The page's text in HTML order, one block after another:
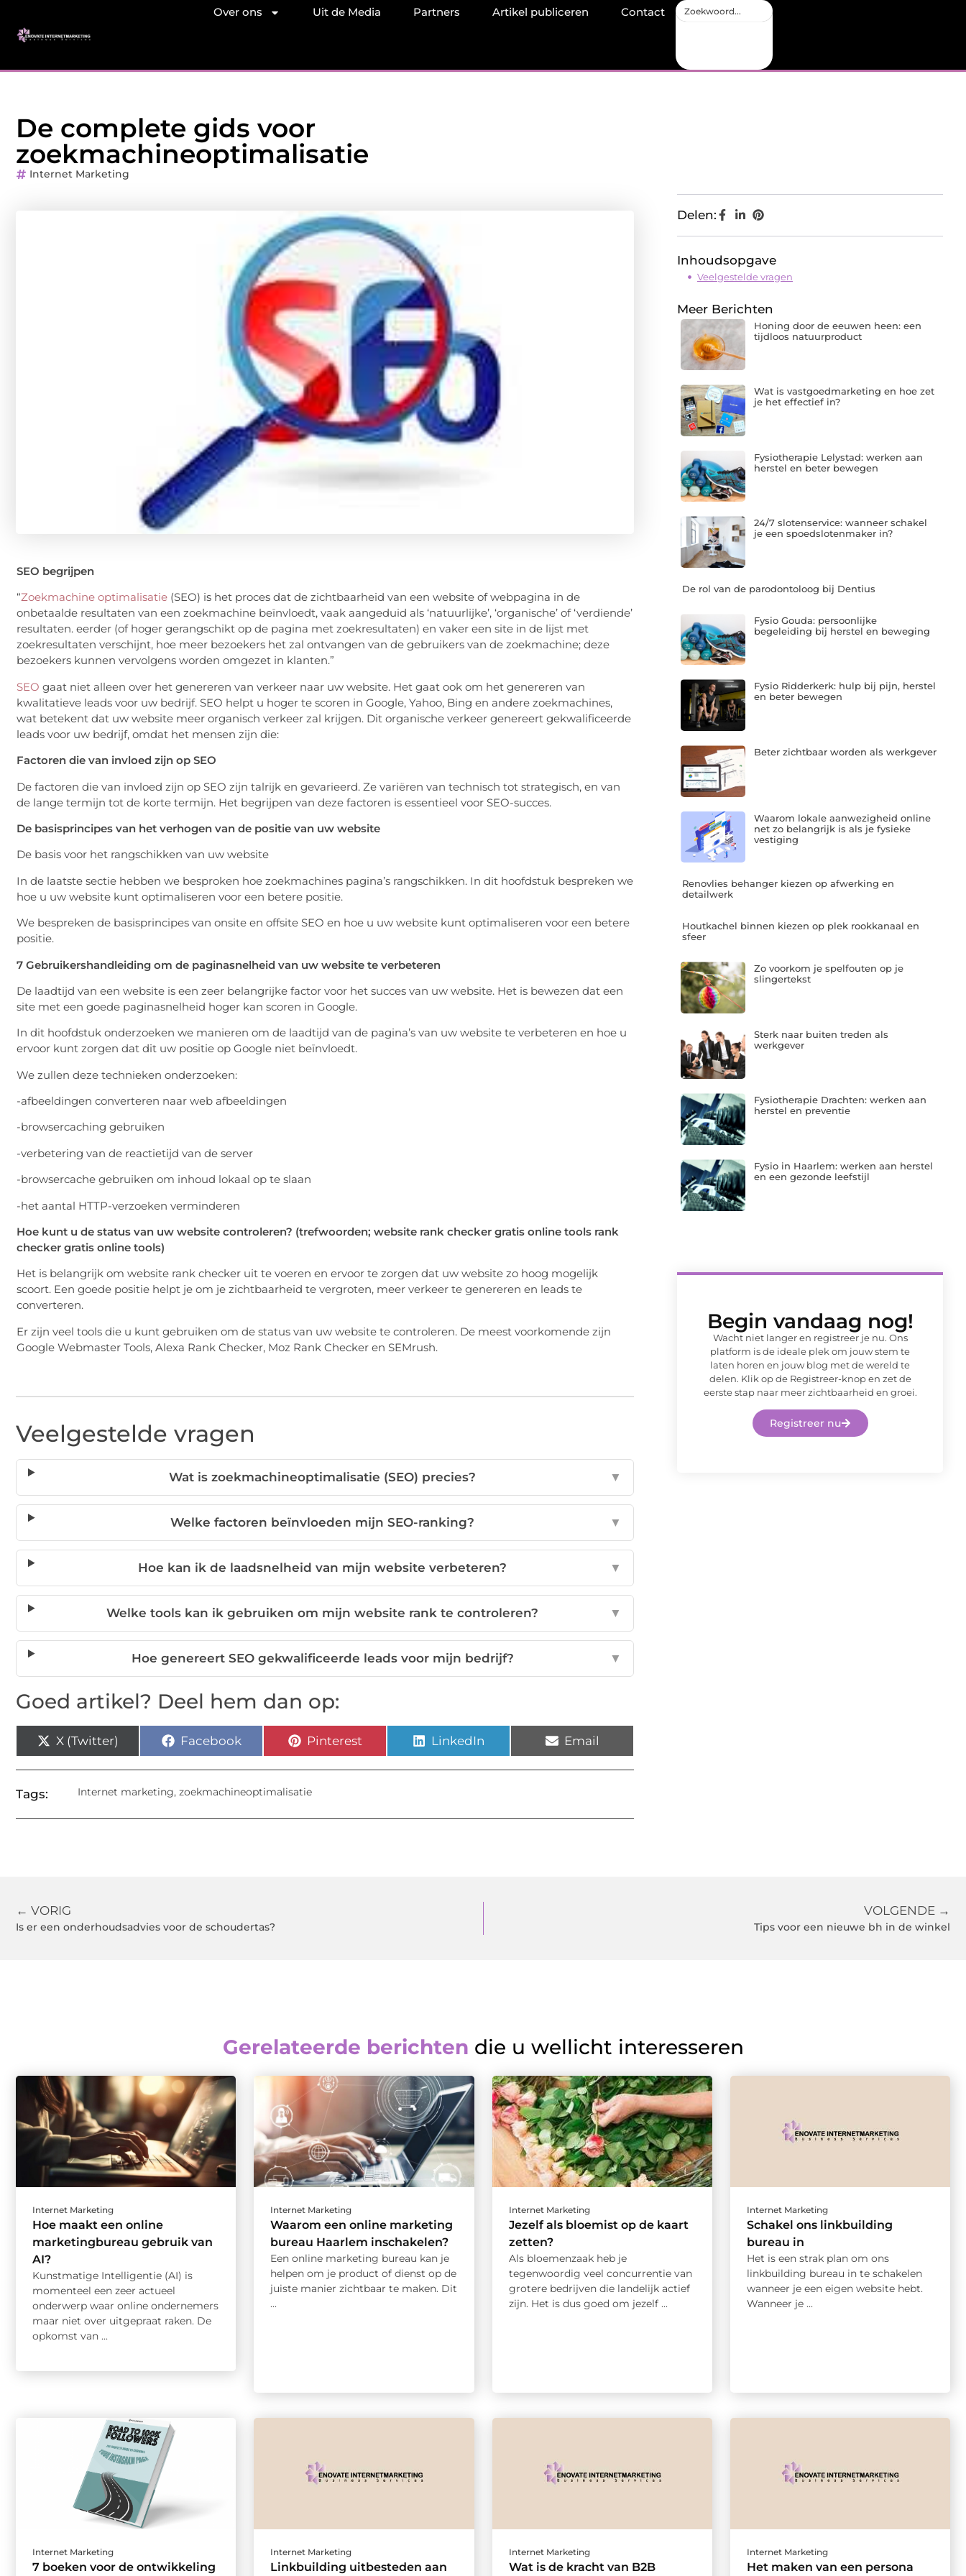
Over ons Uit de Media Partners Artikel publiceren Contact
De complete gids voor
zoekmachineoptimalisatie
Internet Marketing
SEO begrijpen
“Zoekmachine optimalisatie (SEO) is het proces dat de zichtbaarheid van een website of webpagina in de
onbetaalde resultaten van een zoekmachine beïnvloedt, vaak aangeduid als ‘natuurlijke’, ‘organische’ of ‘verdiende’
resultaten. eerder (of hoger gerangschikt op de pagina met zoekresultaten) en vaker een site in de lijst met
zoekresultaten verschijnt, hoe meer bezoekers het zal ontvangen van de gebruikers van de zoekmachine; deze
bezoekers kunnen vervolgens worden omgezet in klanten.”
SEO gaat niet alleen over het genereren van verkeer naar uw website. Het gaat ook om het genereren van
kwalitatieve leads voor uw bedrijf. SEO helpt u hoger te scoren in Google, Yahoo, Bing en andere zoekmachines,
wat betekent dat uw website meer organisch verkeer zal krijgen. Dit organische verkeer genereert gekwalificeerde
leads voor uw bedrijf, omdat het mensen zijn die:
Factoren die van invloed zijn op SEO
De factoren die van invloed zijn op SEO zijn talrijk en gevarieerd. Ze variëren van technisch tot strategisch, en van
de lange termijn tot de korte termijn. Het begrijpen van deze factoren is essentieel voor SEO-succes.
De basisprincipes van het verhogen van de positie van uw website
De basis voor het rangschikken van uw website
In de laatste sectie hebben we besproken hoe zoekmachines pagina’s rangschikken. In dit hoofdstuk bespreken we
hoe u uw website kunt optimaliseren voor een betere positie.
We bespreken de basisprincipes van onsite en offsite SEO en hoe u uw website kunt optimaliseren voor een betere
positie.
7 Gebruikershandleiding om de paginasnelheid van uw website te verbeteren
De laadtijd van een website is een zeer belangrijke factor voor het succes van uw website. Het is bewezen dat een
site met een goede paginasnelheid hoger kan scoren in Google.
In dit hoofdstuk onderzoeken we manieren om de laadtijd van de pagina’s van uw website te verbeteren en hoe u
ervoor kunt zorgen dat dit uw positie op Google niet beïnvloedt.
We zullen deze technieken onderzoeken:
-afbeeldingen converteren naar web afbeeldingen
-browsercaching gebruiken
-verbetering van de reactietijd van de server
-browsercache gebruiken om inhoud lokaal op te slaan
-het aantal HTTP-verzoeken verminderen
Hoe kunt u de status van uw website controleren? (trefwoorden; website rank checker gratis online tools rank
checker gratis online tools)
Het is belangrijk om website rank checker uit te voeren en ervoor te zorgen dat uw website zo hoog mogelijk
scoort. Een goede positie helpt je om je zichtbaarheid te vergroten, meer verkeer te genereren en leads te
converteren.
Er zijn veel tools die u kunt gebruiken om de status van uw website te controleren. De meest voorkomende zijn
Google Webmaster Tools, Alexa Rank Checker, Moz Rank Checker en SEMrush.
Veelgestelde vragen
Wat is zoekmachineoptimalisatie (SEO) precies? ▼
Welke factoren beïnvloeden mijn SEO-ranking? ▼
Hoe kan ik de laadsnelheid van mijn website verbeteren? ▼
Welke tools kan ik gebruiken om mijn website rank te controleren? ▼
Hoe genereert SEO gekwalificeerde leads voor mijn bedrijf? ▼
Goed artikel? Deel hem dan op:
X (Twitter) Facebook Pinterest LinkedIn Email
Tags: Internet marketing, zoekmachineoptimalisatie
Delen:
Inhoudsopgave
Veelgestelde vragen
Meer Berichten
Honing door de eeuwen heen: een
tijdloos natuurproduct
Wat is vastgoedmarketing en hoe zet
je het effectief in?
Fysiotherapie Lelystad: werken aan
herstel en beter bewegen
24/7 slotenservice: wanneer schakel
je een spoedslotenmaker in?
De rol van de parodontoloog bij Dentius
Fysio Gouda: persoonlijke
begeleiding bij herstel en beweging
Fysio Ridderkerk: hulp bij pijn, herstel
en beter bewegen
Beter zichtbaar worden als werkgever
Waarom lokale aanwezigheid online
net zo belangrijk is als je fysieke
vestiging
Renovlies behanger kiezen op afwerking en
detailwerk
Houtkachel binnen kiezen op plek rookkanaal en
sfeer
Zo voorkom je spelfouten op je
slingertekst
Sterk naar buiten treden als
werkgever
Fysiotherapie Drachten: werken aan
herstel en preventie
Fysio in Haarlem: werken aan herstel
en een gezonde leefstijl
Begin vandaag nog!
Wacht niet langer en registreer je nu. Ons
platform is de ideale plek om jouw stem te
laten horen en jouw blog met de wereld te
delen. Klik op de Registreer-knop en zet de
eerste stap naar meer zichtbaarheid en groei.
Registreer nu
← VORIG
Is er een onderhoudsadvies voor de schoudertas?
VOLGENDE →
Tips voor een nieuwe bh in de winkel
Gerelateerde berichten die u wellicht interesseren
Internet Marketing
Hoe maakt een online
marketingbureau gebruik van
AI?
Kunstmatige Intelligentie (AI) is
momenteel een zeer actueel
onderwerp waar online ondernemers
maar niet over uitgepraat raken. De
opkomst van ...
Internet Marketing
Waarom een online marketing
bureau Haarlem inschakelen?
Een online marketing bureau kan je
helpen om je product of dienst op de
juiste manier zichtbaar te maken. Dit
...
Internet Marketing
Jezelf als bloemist op de kaart
zetten?
Als bloemenzaak heb je
tegenwoordig veel concurrentie van
grotere bedrijven die landelijk actief
zijn. Het is dus goed om jezelf ...
Internet Marketing
Schakel ons linkbuilding
bureau in
Het is een strak plan om ons
linkbuilding bureau in te schakelen
wanneer je een eigen website hebt.
Wanneer je ...
Internet Marketing
7 boeken voor de ontwikkeling
Internet Marketing
Linkbuilding uitbesteden aan
Internet Marketing
Wat is de kracht van B2B
Internet Marketing
Het maken van een persona